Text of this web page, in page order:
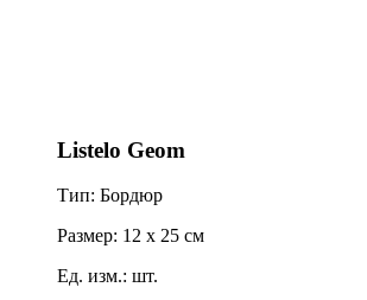
Listelo Geom
Тип: Бордюр
Размер: 12 x 25 см
Ед. изм.: шт.